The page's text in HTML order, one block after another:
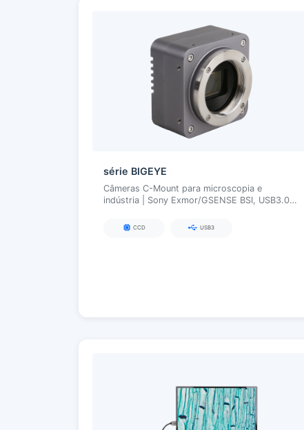
série BIGEYE
Câmeras C-Mount para microscopia e
indústria | Sony Exmor/GSENSE BSI, USB3.0,
sensibilidade e baixo ruído
CCD USB3